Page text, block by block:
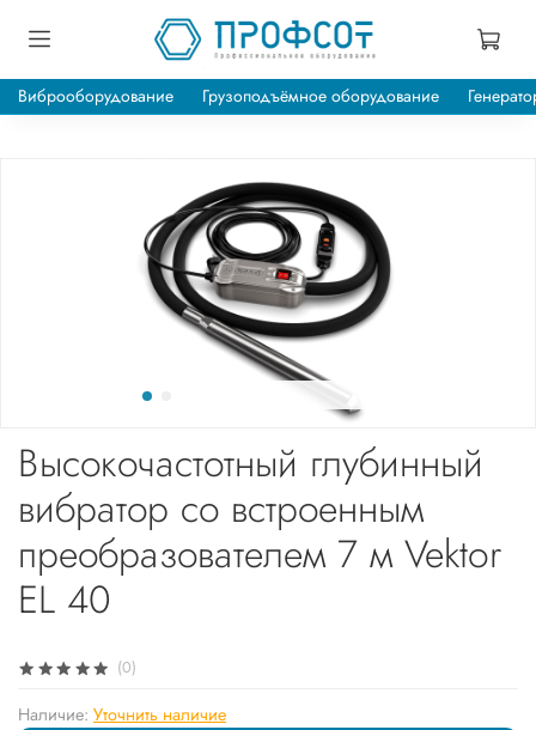
Виброоборудование Грузоподъёмное оборудование
(0)
Наличие: Уточнить наличие
Высокочастотный глубинный
вибратор со встроенным
преобразователем 7 м Vektor
EL 40